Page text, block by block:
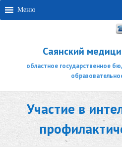
Меню
Саянский
областное государственное
Участие в